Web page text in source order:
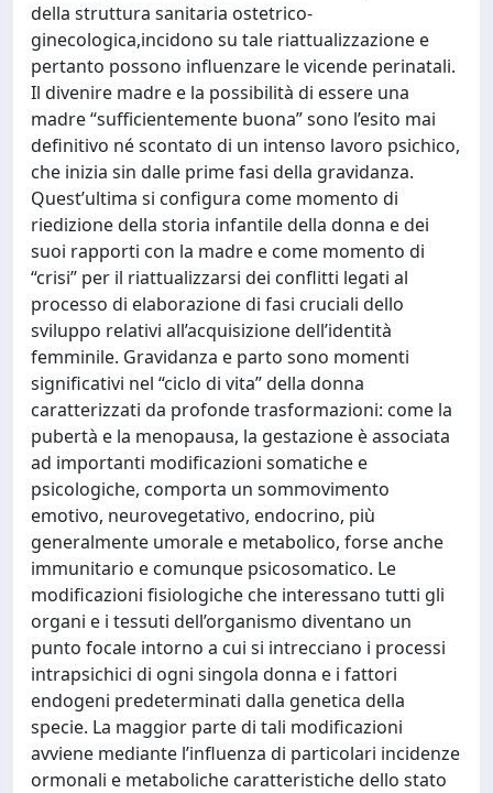
della struttura sanitaria ostetrico-
ginecologica,incidono su tale riattualizzazione e
pertanto possono influenzare le vicende perinatali.
Il divenire madre e la possibilità di essere una
madre “sufficientemente buona” sono l’esito mai
definitivo né scontato di un intenso lavoro psichico,
che inizia sin dalle prime fasi della gravidanza.
Quest’ultima si configura come momento di
riedizione della storia infantile della donna e dei
suoi rapporti con la madre e come momento di
“crisi” per il riattualizzarsi dei conflitti legati al
processo di elaborazione di fasi cruciali dello
sviluppo relativi all’acquisizione dell’identità
femminile. Gravidanza e parto sono momenti
significativi nel “ciclo di vita” della donna
caratterizzati da profonde trasformazioni: come la
pubertà e la menopausa, la gestazione è associata
ad importanti modificazioni somatiche e
psicologiche, comporta un sommovimento
emotivo, neurovegetativo, endocrino, più
generalmente umorale e metabolico, forse anche
immunitario e comunque psicosomatico. Le
modificazioni fisiologiche che interessano tutti gli
organi e i tessuti dell’organismo diventano un
punto focale intorno a cui si intrecciano i processi
intrapsichici di ogni singola donna e i fattori
endogeni predeterminati dalla genetica della
specie. La maggior parte di tali modificazioni
avviene mediante l’influenza di particolari incidenze
ormonali e metaboliche caratteristiche dello stato